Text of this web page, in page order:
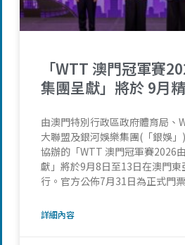
「WTT 澳門冠軍賽
集團呈獻」將於 9月
由澳門特別行政區政府體育局、
大聯盟及銀河娛樂集團(「銀娛
協辦的「WTT 澳門冠軍賽2026
獻」將於9月8日至13日在澳門
行。官方公佈7月31日為正式門
詳細內容